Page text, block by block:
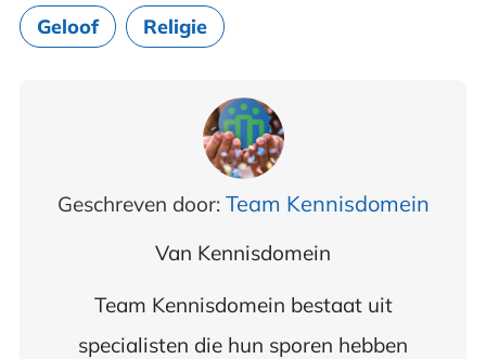
Geloof Religie
Geschreven door: Team Kennisdomein
Van Kennisdomein
Team Kennisdomein bestaat uit
specialisten die hun sporen hebben